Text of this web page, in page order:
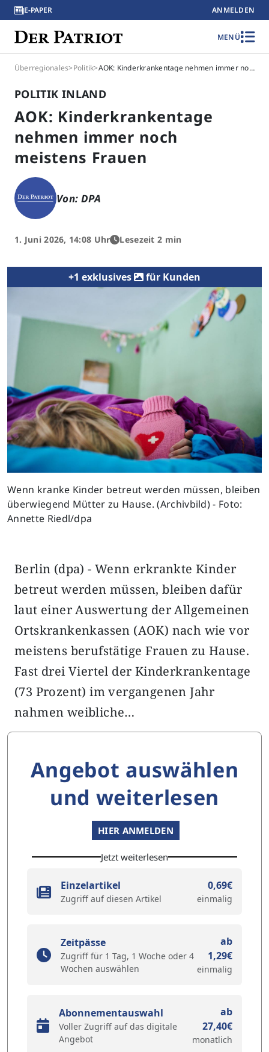
E-PAPER ANMELDEN
MENÜ
Überregionales>Politik> AOK: Kinderkrankentage nehmen immer noch meistens Frauen
POLITIK INLAND
AOK: Kinderkrankentage
nehmen immer noch
meistens Frauen
Von: DPA
1. Juni 2026, 14:08 Uhr Lesezeit 2 min
+1 exklusives für Kunden
Wenn kranke Kinder betreut werden müssen, bleiben
überwiegend Mütter zu Hause. (Archivbild) - Foto:
Annette Riedl/dpa
Previous
Berlin (dpa) - Wenn erkrankte Kinder
betreut werden müssen, bleiben dafür
laut einer Auswertung der Allgemeinen
Ortskrankenkassen (AOK) nach wie vor
meistens berufstätige Frauen zu Hause.
Fast drei Viertel der Kinderkrankentage
(73 Prozent) im vergangenen Jahr
nahmen weibliche…
Angebot auswählen
und weiterlesen
HIER ANMELDEN
Jetzt weiterlesen
Einzelartikel
Zugriff auf diesen Artikel
0,69€
einmalig
Zeitpässe
Zugriff für 1 Tag, 1 Woche oder 4
Wochen auswählen
ab
1,29€
einmalig
Abonnementauswahl
Voller Zugriff auf das digitale
Angebot
ab
27,40€
monatlich